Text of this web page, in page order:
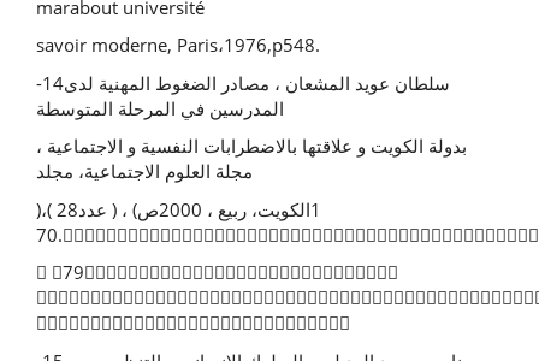
marabout université
savoir moderne, Paris،1976,p548.
-14سلطان عوید المشعان ، مصادر الضغوط المهنیة لدى
المدرسین في المرحلة المتوسطة
بدولة الكویت و علاقتها بالاضطرابات النفسیة و الاجتماعیة ،
مجلة العلوم الاجتماعیة، مجلد
)،( 28عدد ) ، (1الكویت، ربیع ، 2000ص
 79
